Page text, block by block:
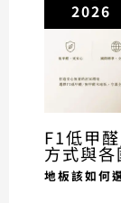
2026
F1低甲
方式與
地板該如何